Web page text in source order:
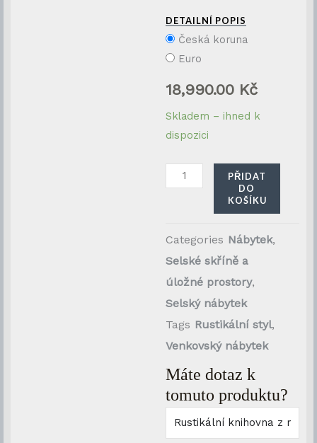
DETAILNÍ POPIS
Česká koruna
Euro
18,990.00 Kč
Skladem – ihned k
dispozici
Rustikální
knihovna
masivu
s
množství
PŘIDAT
DO
KOŠÍKU
Categories Nábytek,
Selské skříně a
úložné prostory,
Selský nábytek
Tags Rustikální styl,
Venkovský nábytek
Máte dotaz k
tomuto produktu?